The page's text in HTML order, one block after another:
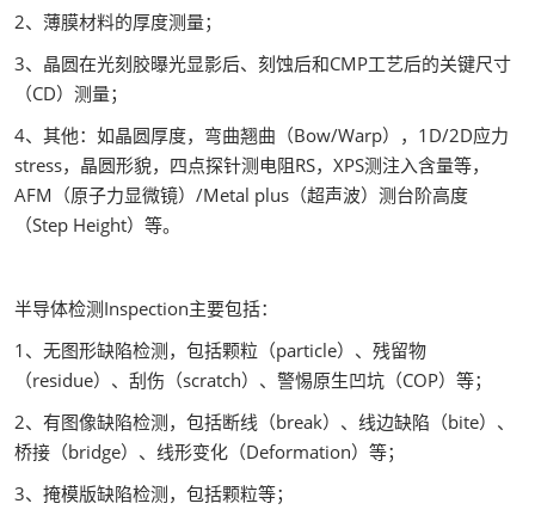
2、薄膜材料的厚度测量；
3、晶圆在光刻胶曝光显影后、刻蚀后和CMP工艺后的关键尺寸
（CD）测量；
4、其他：如晶圆厚度，弯曲翘曲（Bow/Warp），1D/2D应力
stress，晶圆形貌，四点探针测电阻RS，XPS测注入含量等，
AFM（原子力显微镜）/Metal plus（超声波）测台阶高度
（Step Height）等。
半导体检测Inspection主要包括：
1、无图形缺陷检测，包括颗粒（particle）、残留物
（residue）、刮伤（scratch）、警惕原生凹坑（COP）等；
2、有图像缺陷检测，包括断线（break）、线边缺陷（bite）、
桥接（bridge）、线形变化（Deformation）等；
3、掩模版缺陷检测，包括颗粒等；